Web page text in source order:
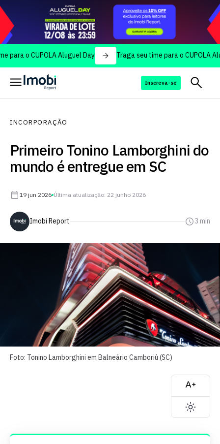
CUPOLA Aluguel Day Traga seu time para o CUPOLA Aluguel
Inscreva-se
INCORPORAÇÃO
Primeiro Tonino Lamborghini do
mundo é entregue em SC
19 jun 2026 Última atualização: 22 junho 2026
Imobi Report 3 min
Foto: Tonino Lamborghini em Balneário Camboriú (SC)